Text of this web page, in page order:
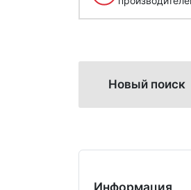
Новый поиск
Информация